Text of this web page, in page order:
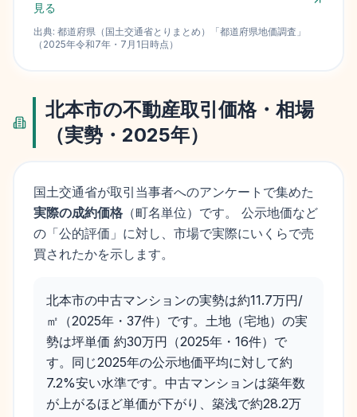
見る
出典: 都道府県（国土交通省とりまとめ） 「都道府県地価調査 」
（ 2025年令和7年 ・ 7月1日時点）
北本市の不動産取引価格・相場
（実勢・ 2025年）
国土交通省が取引当事者へのアンケートで集めた
実際の成約価格 （町名単位）です。 公示地価など
の「公的評価」に対し、市場で実際にいくらで売
買されたかを示します。
北本市の中古マンションの実勢は約11.7万円/
㎡（2025年・37件）です。土地（宅地）の実
勢は坪単価 約30万円（2025年・16件）で
す。同じ2025年の公示地価平均に対して約
7.2%安い水準です。中古マンションは築年数
が上がるほど単価が下がり、築浅で約28.2万